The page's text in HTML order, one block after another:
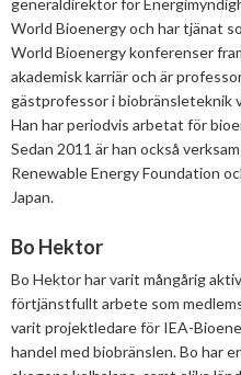
generaldirektör för
World Bioenergy och har tjänat
World Bioenergy konferenser
akademisk karriär och är
gästprofessor i biobränsleteknik
Han har periodvis arbetat för
Sedan 2011 är han också
Renewable Energy Foundation
Japan.
Bo Hektor
Bo Hektor har varit mångårig
förtjänstfullt arbete som
varit projektledare för IEA-
handel med biobränslen. Bo har